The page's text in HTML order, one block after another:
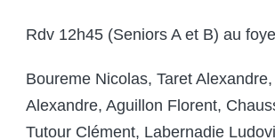
Rdv 12h45 (Seniors A et B) au
Boureme Nicolas, Taret
Alexandre, Aguillon Florent,
Tutour Clément, Labernadie